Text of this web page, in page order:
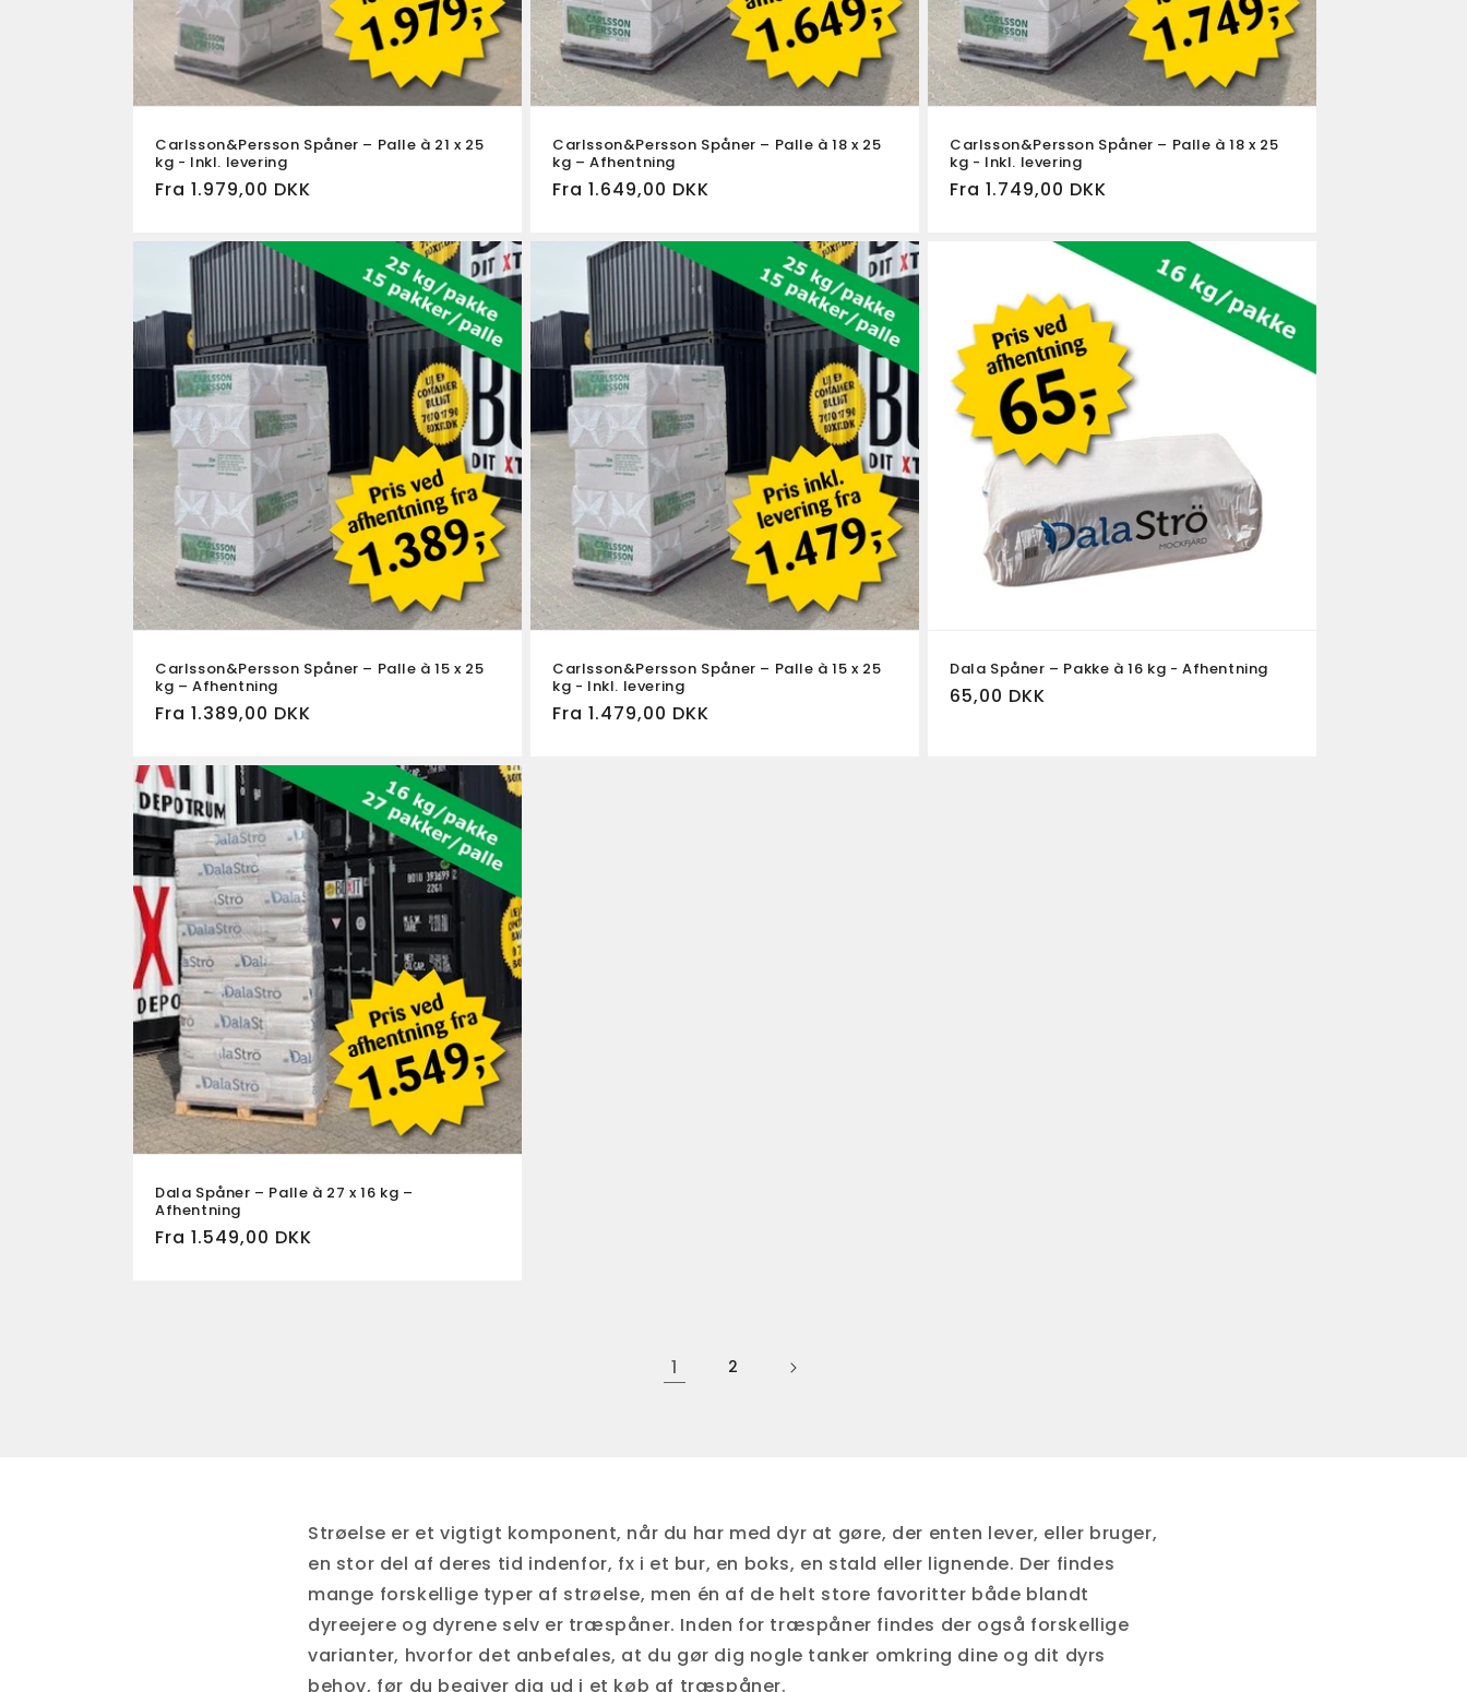
Carlsson&Persson Spåner – Palle à 21 x 25
kg - Inkl. levering
Fra 1.979,00 DKK
Carlsson&Persson Spåner – Palle à 18 x 25
kg – Afhentning
Normalpris
Fra 1.649,00 DKK
Carlsson&Persson Spåner – Palle à 18 x 25
kg - Inkl. levering
Fra 1.749,00 DKK
Carlsson&Persson Spåner – Palle à 15 x 25
kg – Afhentning
Normalpris
Fra 1.389,00 DKK
Carlsson&Persson Spåner – Palle à 15 x 25
kg - Inkl. levering
Fra 1.479,00 DKK
Dala Spåner – Pakke à 16 kg - Afhentning
Normalpris
65,00 DKK
Dala Spåner – Palle à 27 x 16 kg –
Afhentning
Normalpris
Fra 1.549,00 DKK
1 2
Strøelse er et vigtigt komponent, når du har med dyr at gøre, der enten lever, eller bruger,
en stor del af deres tid indenfor, fx i et bur, en boks, en stald eller lignende. Der findes
mange forskellige typer af strøelse, men én af de helt store favoritter både blandt
dyreejere og dyrene selv er træspåner. Inden for træspåner findes der også forskellige
varianter, hvorfor det anbefales, at du gør dig nogle tanker omkring dine og dit dyrs
behov, før du begiver dig ud i et køb af træspåner.